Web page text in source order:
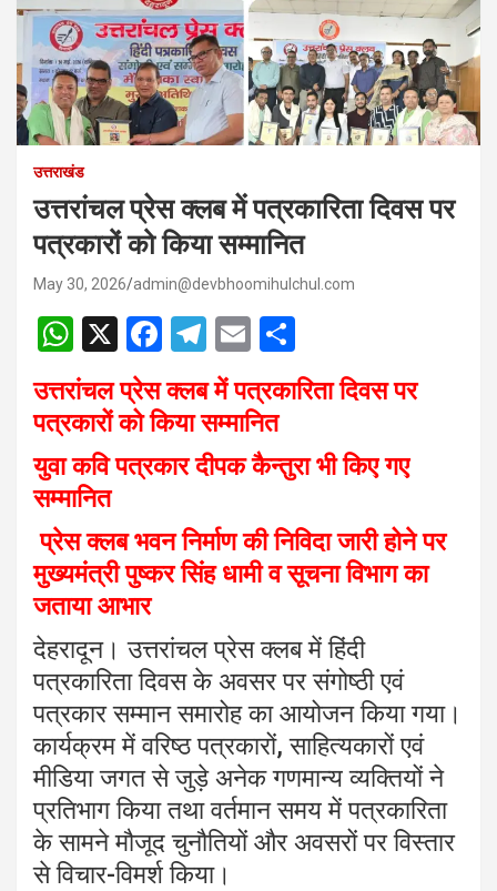
उत्तराखंड
उत्तरांचल प्रेस क्लब में पत्रकारिता दिवस पर
पत्रकारों को किया सम्मानित
May 30, 2026 admin@devbhoomihulchul.com
W
h
at
s
A
p
p
X
F
ce
b
o
k
T
el
e
gr
a
E
ail
h
ar
उत्तरांचल प्रेस क्लब में पत्रकारिता दिवस पर
पत्रकारों को किया सम्मानित
युवा कवि पत्रकार दीपक कैन्तुरा भी किए गए
सम्मानित
प्रेस क्लब भवन निर्माण की निविदा जारी होने पर
मुख्यमंत्री पुष्कर सिंह धामी व सूचना विभाग का
जताया आभार
देहरादून। उत्तरांचल प्रेस क्लब में हिंदी
पत्रकारिता दिवस के अवसर पर संगोष्ठी एवं
पत्रकार सम्मान समारोह का आयोजन किया गया।
कार्यक्रम में वरिष्ठ पत्रकारों, साहित्यकारों एवं
मीडिया जगत से जुड़े अनेक गणमान्य व्यक्तियों ने
प्रतिभाग किया तथा वर्तमान समय में पत्रकारिता
के सामने मौजूद चुनौतियों और अवसरों पर विस्तार
से विचार-विमर्श किया।